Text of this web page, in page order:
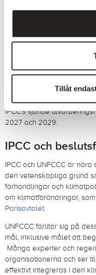
Tillåt
IPCC:s sjätte
IPCC:s sjätte
bygger på viktiga resultat
som den lyfter fram
klimatförändringarna
befolkningar och
utgör utmaningar för
försörjningsmöjligheter.
IPCC:s sjunde
2027 och 2029.
IPCC och
IPCC och UNFCCC är
den vetenskapliga grund
förhandlingar och
om klimatförändringar,
Parisavtalet.
UNFCCC förlitar sig på
mål, inklusive målet att
Många experter och
organisationerna och ser
effektivt integreras i den